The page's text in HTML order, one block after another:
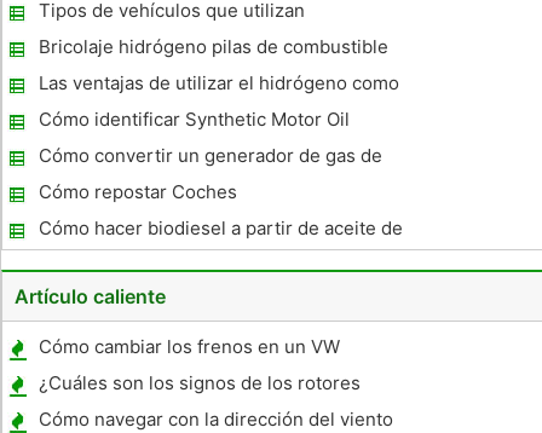
Tipos de vehículos que utilizan
biocombustibles
Bricolaje hidrógeno pilas de combustible
para la generación eléctrica
Las ventajas de utilizar el hidrógeno como
combustible
Cómo identificar Synthetic Motor Oil
Cómo convertir un generador de gas de
Gas Natural
Cómo repostar Coches
Cómo hacer biodiesel a partir de aceite de
cocina Kits
Artículo caliente
Cómo cambiar los frenos en un VW
Escarabajo 2002
¿Cuáles son los signos de los rotores
deformado ?
Cómo navegar con la dirección del viento